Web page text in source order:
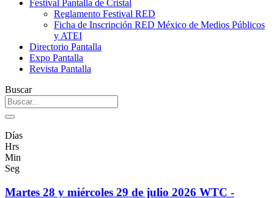
Festival Pantalla de Cristal
Reglamento Festival RED
Ficha de Inscripción RED México de Medios Públicos
y ATEI
Directorio Pantalla
Expo Pantalla
Revista Pantalla
Buscar
Días
Hrs
Min
Seg
Martes 28 y miércoles 29 de julio 2026 WTC -